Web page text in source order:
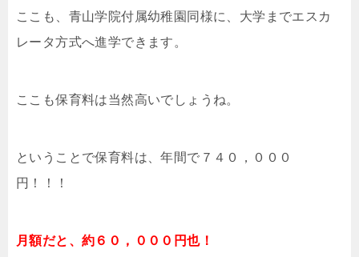
ここも、青山学院付属幼稚園同様に、大学までエスカ
レータ方式へ進学できます。
ここも保育料は当然高いでしょうね。
ということで保育料は、年間で７４０，０００
円！！！
月額だと、約６０，０００円也！